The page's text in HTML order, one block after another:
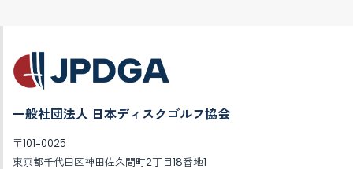
一般社団法人 日本ディスクゴルフ協会
〒101-0025
東京都千代田区神田佐久間町2丁目18番地1